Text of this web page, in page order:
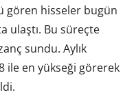
gören hisseler bugün
ulaştı. Bu süreçte
sundu. Aylık
ile en yükseği görerek